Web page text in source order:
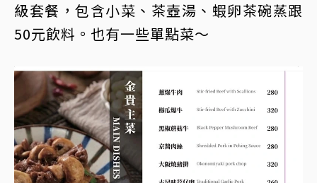
級套餐，包含小菜、茶壺湯、蝦卵茶碗蒸跟
50元飲料。也有一些單點菜～